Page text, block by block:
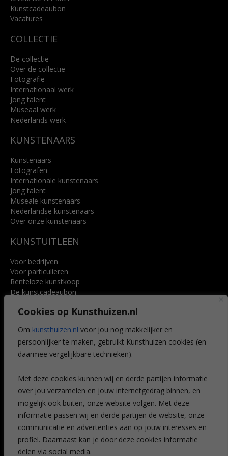
Cookies op Kunsthuizen.nl
Om kunsthuizen.nl voor jou nog makkelijker en
persoonlijker te maken, gebruikt Kunsthuizen cookies (en
daarmee vergelijkbare technieken).
Met deze cookies kunnen wij en derde partijen informatie
over jou verzamelen en jouw internetgedrag binnen, en
mogelijk ook buiten, onze website volgen. Met deze
informatie passen wij en derde partijen de website, onze
communicatie en advertenties aan op jouw interesses en
profiel. Daarnaast kan je door deze cookies informatie
delen via social media.
Lees meer
Kunstcadeaubon
Vacatures
COLLECTIE
De collectie
Over de collectie
Fotografie
Internationaal werk
Jong talent
Museaal werk
Nederlands werk
KUNSTENAARS
Kunstenaars
Fotografen
Internationale kunstenaars
Jong talent
Museale kunstenaars
Nederlandse kunstenaars
Over onze kunstenaars
KUNSTUITLEEN
Voor bedrijven
Voor particulieren
Renteloze kunstkoop
De kunstcadeaubon
Voordelen
Veelgestelde vragen
CONTACT
Leiden
Amsterdam
Breda
Favorieten
Mijn art alert